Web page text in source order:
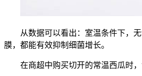
从数据可以看出：室温条件下，
膜，都能有效抑制细菌增长。
在商超中购买切开的常温西瓜时